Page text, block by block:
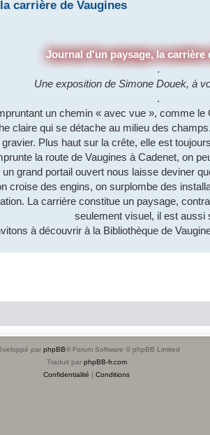
carrière de Vaugines
Journal d'un paysage, la carrière
.
Une exposition de Simone Douek, à
.
un chemin « avec vue », comme
claire qui se détache au milieu des
Plus haut sur la crête, elle est
la route de Vaugines à Cadenet, on
grand portail ouvert nous laisse deviner
croise des engins, on surplombe des
La carrière constitue un paysage,
seulement visuel, il est aussi
à découvrir à la Bibliothèque de
par phpBB® Forum Software © phpBB Limited
Traduit par phpBB-fr.com
Confidentialité | Conditions